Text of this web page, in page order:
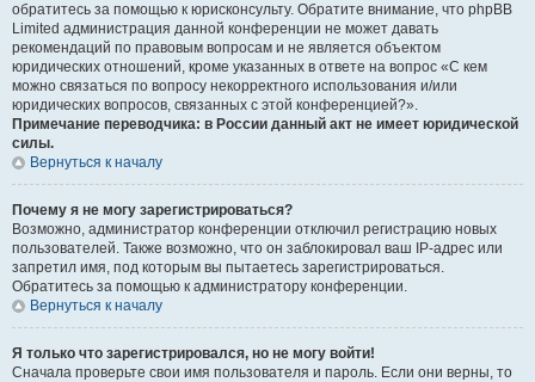
обратитесь за помощью к юрисконсульту. Обратите внимание, что phpBB
Limited администрация данной конференции не может давать
рекомендаций по правовым вопросам и не является объектом
юридических отношений, кроме указанных в ответе на вопрос «С кем
можно связаться по вопросу некорректного использования и/или
юридических вопросов, связанных с этой конференцией?».
Примечание переводчика: в России данный акт не имеет юридической
силы.
Вернуться к началу
Почему я не могу зарегистрироваться?
Возможно, администратор конференции отключил регистрацию новых
пользователей. Также возможно, что он заблокировал ваш IP-адрес или
запретил имя, под которым вы пытаетесь зарегистрироваться.
Обратитесь за помощью к администратору конференции.
Вернуться к началу
Я только что зарегистрировался, но не могу войти!
Сначала проверьте свои имя пользователя и пароль. Если они верны, то